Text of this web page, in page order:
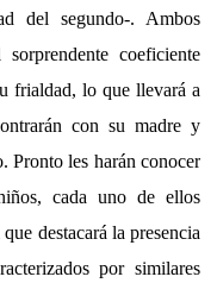
del segundo-. Ambos
coeficiente
frialdad, lo que llevará a
con su madre y
Pronto les harán conocer
cada uno de ellos
destacará la presencia
por similares